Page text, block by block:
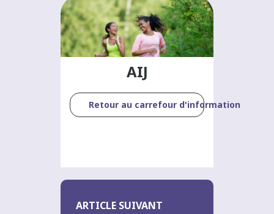
AIJ
Retour au carrefour d'information
ARTICLE SUIVANT